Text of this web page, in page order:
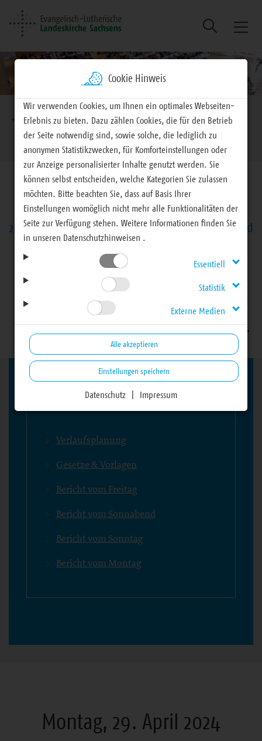
Suche
Brotkrumennavigation
EVLKS - engagiert Landeskirche
Landessynode
Montag, 29. April 2024
28. Landessynode – Berichterstattung, Vorlagen und
28. Landessynode -
Frühjahrstagung 2024
Bereich
Verlaufsplanung
Gesetze & Vorlagen
Bericht vom Freitag
Bericht vom Sonnabend
Bericht vom Sonntag
Bericht vom Montag
Montag, 29. April 2024
Cookie Hinweis
Wir verwenden Cookies, um Ihnen ein optimales Webseiten-
Erlebnis zu bieten. Dazu zählen Cookies, die für den Betrieb
der Seite notwendig sind, sowie solche, die lediglich zu
anonymen Statistikzwecken, für Komforteinstellungen oder
zur Anzeige personalisierter Inhalte genutzt werden. Sie
können selbst entscheiden, welche Kategorien Sie zulassen
möchten. Bitte beachten Sie, dass auf Basis Ihrer
Einstellungen womöglich nicht mehr alle Funktionalitäten der
Seite zur Verfügung stehen. Weitere Informationen finden Sie
in unseren Datenschutzhinweisen .
Essentiell
Statistik
Externe Medien
Alle akzeptieren
Einstellungen speichern
Datenschutz Impressum